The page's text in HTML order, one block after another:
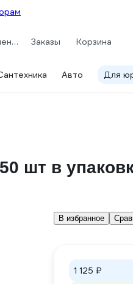
Сравнение Заказы Корзина
Авто Для
шт в
В избранное
1 125 ₽